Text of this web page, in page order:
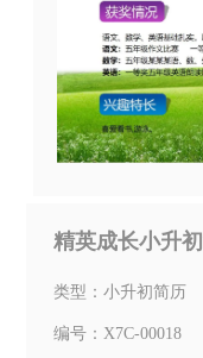
精英成长小升
类型：小升初简历
编号： X7C-00018